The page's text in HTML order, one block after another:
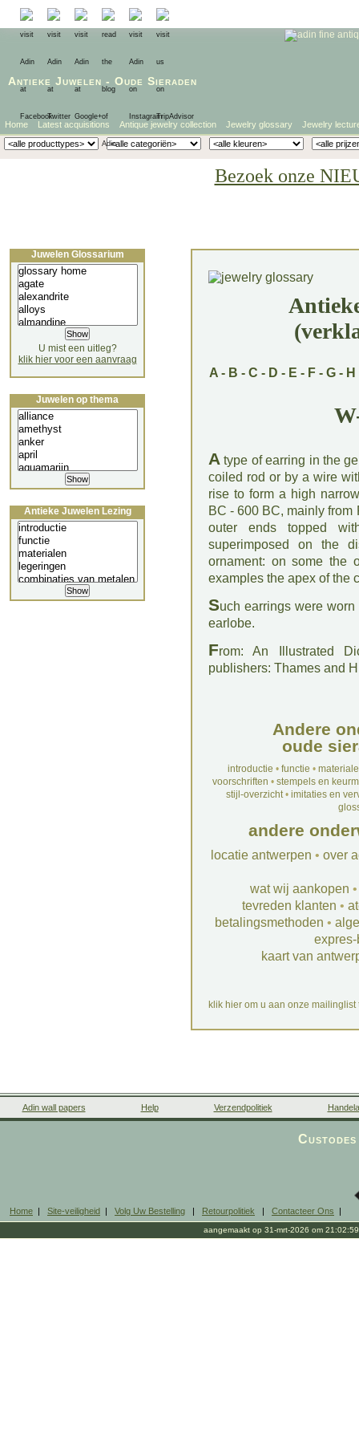
Antieke Juwelen - Oude Sieraden
Home Latest acquisitions Antique jewelry collection Jewelry glossary Jewelry
Bezoek onze
A - B - C - D - E - F - G - H
A type of earring in the
coiled rod or by a wire
rise to form a high
BC - 600 BC, mainly
outer ends topped
superimposed on the
ornament: on some the
examples the apex of the
Such earrings were
earlobe.
From: An Illustrated
publishers: Thames and
Andere
oude
introductie • functie •
voorschriften • stempels en
stijl-overzicht• imitaties en
andere
locatie antwerpen • over
wat wij aankopen
tevreden klanten •
betalingsmethoden •
kaart van
klik hier om u aan onze mailinglist
Juwelen Glossarium
U mist een uitleg?
klik hier voor een aanvraag
Juwelen op thema
Antieke Juwelen Lezing
Adin wall papers Help Verzendpolitiek
Home | Site-veiligheid | Volg Uw Bestelling | Retourpolitiek | Contacteer Ons |
aangemaakt op 31-mrt-2026 om